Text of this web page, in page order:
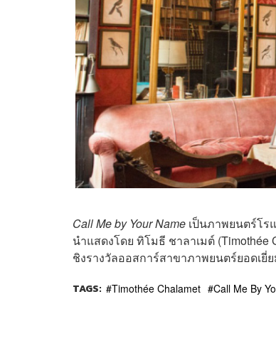
Call Me by Your Name เป็นภาพยนตร์โร
นำแสดงโดย ทิโมธี ชาลาเมต์ (Timothée
ชิงรางวัลออสการ์สาขาภาพยนตร์ยอดเ
TAGS: Timothée Chalamet Call Me By